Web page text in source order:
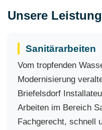
Unsere
Sanitärarbeiten
Vom tropfenden
Modernisierung
Briefelsdorf
Arbeiten im Bereich
Fachgerecht, schnell